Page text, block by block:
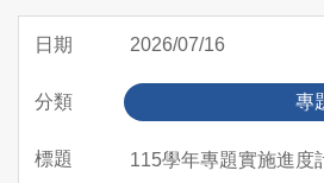
2026/07/16
專
115學年專題實施進度